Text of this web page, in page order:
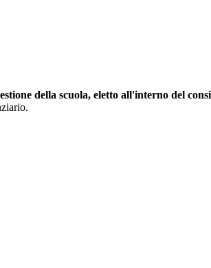
della scuola, eletto all'interno del